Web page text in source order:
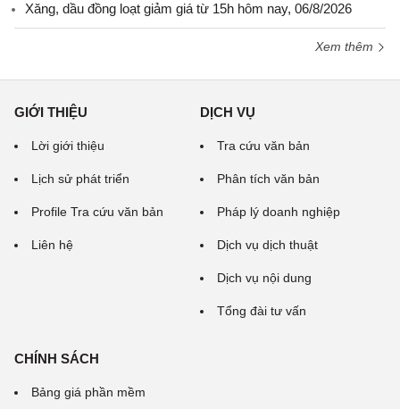
Xăng, dầu đồng loạt giảm giá từ 15h hôm nay, 06/8/2026
Xem thêm
GIỚI THIỆU
Lời giới thiệu
Lịch sử phát triển
Profile Tra cứu văn bản
Liên hệ
DỊCH VỤ
Tra cứu văn bản
Phân tích văn bản
Pháp lý doanh nghiệp
Dịch vụ dịch thuật
Dịch vụ nội dung
Tổng đài tư vấn
CHÍNH SÁCH
Bảng giá phần mềm